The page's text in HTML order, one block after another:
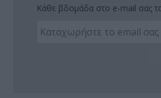
Κάθε βδομάδα στο e-mail σας τα